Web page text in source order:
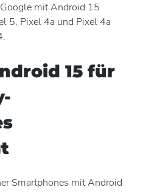
mit Android 15
5, Pixel 4a und Pixel 4a
15 für
Smartphones mit Android